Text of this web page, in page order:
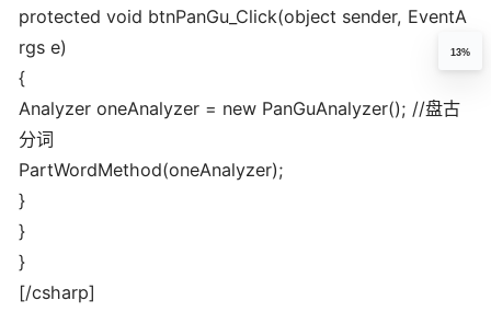
protected void btnPanGu_Click(object sender, EventA
rgs e)
{
Analyzer oneAnalyzer = new PanGuAnalyzer(); //盘古
分词
PartWordMethod(oneAnalyzer);
}
}
}
[/csharp]
13%